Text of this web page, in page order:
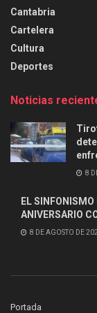
Cantabria
Cartelera
Cultura
Deportes
Noticias
8
EL
ANIVERSARIO
8 DE AGOSTO DE
Portada